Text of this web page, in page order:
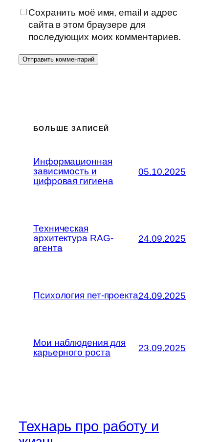
Сохранить моё имя, email и адрес
сайта в этом браузере для
последующих моих комментариев.
БОЛЬШЕ ЗАПИСЕЙ
Информационная
зависимость и
цифровая гигиена
05.10.2025
Техническая
архитектура RAG-
агента
24.09.2025
Психология пет-проекта24.09.2025
Мои наблюдения для
карьерного роста
23.09.2025
Технарь про работу и